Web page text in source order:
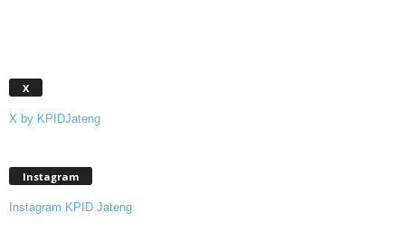
X
X by KPIDJateng
Instagram
Instagram KPID Jateng